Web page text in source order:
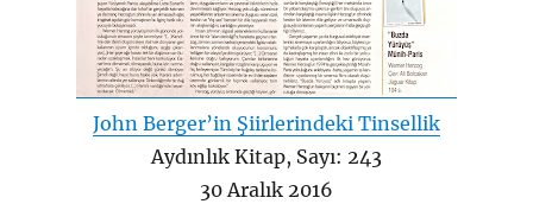
John Berger’in Şiirlerindeki Tinsellik
Aydınlık Kitap, Sayı: 243
30 Aralık 2016